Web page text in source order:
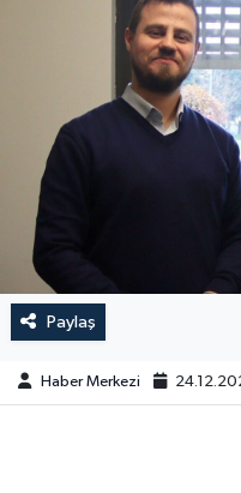
Paylaş
Haber Merkezi